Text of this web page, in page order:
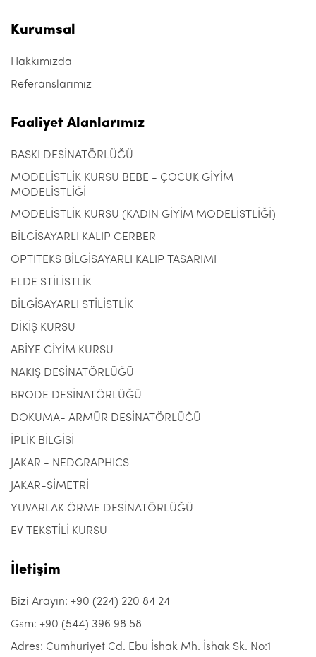
Kurumsal
Hakkımızda
Referanslarımız
Faaliyet Alanlarımız
BASKI DESİNATÖRLÜĞÜ
MODELİSTLİK KURSU BEBE - ÇOCUK GİYİM
MODELİSTLİĞİ
MODELİSTLİK KURSU (KADIN GİYİM MODELİSTLİĞİ)
BİLGİSAYARLI KALIP GERBER
OPTITEKS BİLGİSAYARLI KALIP TASARIMI
ELDE STİLİSTLİK
BİLGİSAYARLI STİLİSTLİK
DİKİŞ KURSU
ABİYE GİYİM KURSU
NAKIŞ DESİNATÖRLÜĞÜ
BRODE DESİNATÖRLÜĞÜ
DOKUMA- ARMÜR DESİNATÖRLÜĞÜ
İPLİK BİLGİSİ
JAKAR - NEDGRAPHICS
JAKAR-SİMETRİ
YUVARLAK ÖRME DESİNATÖRLÜĞÜ
EV TEKSTİLİ KURSU
İletişim
Bizi Arayın: +90 (224) 220 84 24
Gsm: +90 (544) 396 98 58
Adres: Cumhuriyet Cd. Ebu İshak Mh. İshak Sk. No:1